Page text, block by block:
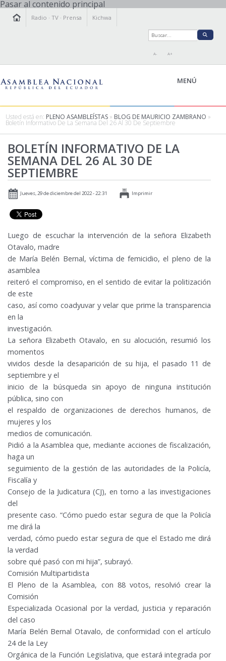
Pasar al contenido principal
Radio ·TV · Prensa Kichwa
A- A+
MENÚ
LEGISLAMOS
FISCALIZAMOS
TRANSPARENCIA
PRENSA
PARTICIPACIÓN
RELACIONES INTERNACIONALES
Usted está en: PLENO ASAMBLEÍSTAS » BLOG DE MAURICIO ZAMBRANO »
Boletín Informativo De La Semana Del 26 Al 30 De Septiembre
BOLETÍN INFORMATIVO DE LA
SEMANA DEL 26 AL 30 DE
SEPTIEMBRE
Jueves, 29 de diciembre del 2022 - 22:31 Imprimir
Luego de escuchar la intervención de la señora Elizabeth
Otavalo, madre
de María Belén Bernal, víctima de femicidio, el pleno de la
asamblea
reiteró el compromiso, en el sentido de evitar la politización
de este
caso, así como coadyuvar y velar que prime la transparencia
en la
investigación.
La señora Elizabeth Otavalo, en su alocución, resumió los
momentos
vividos desde la desaparición de su hija, el pasado 11 de
septiembre y el
inicio de la búsqueda sin apoyo de ninguna institución
pública, sino con
el respaldo de organizaciones de derechos humanos, de
mujeres y los
medios de comunicación.
Pidió a la Asamblea que, mediante acciones de fiscalización,
haga un
seguimiento de la gestión de las autoridades de la Policía,
Fiscalía y
Consejo de la Judicatura (CJ), en torno a las investigaciones
del
presente caso. “Cómo puedo estar segura de que la Policía
me dirá la
verdad, cómo puedo estar segura de que el Estado me dirá
la verdad
sobre qué pasó con mi hija”, subrayó.
Comisión Multipartidista
El Pleno de la Asamblea, con 88 votos, resolvió crear la
Comisión
Especializada Ocasional por la verdad, justicia y reparación
del caso
María Belén Bernal Otavalo, de conformidad con el artículo
24 de la Ley
Orgánica de la Función Legislativa, que estará integrada por